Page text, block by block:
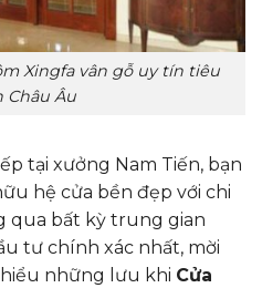
Xingfa vân gỗ uy tín tiêu
Châu Âu
tại xưởng Nam Tiến, bạn
hệ cửa bền đẹp với chi
qua bất kỳ trung gian
tư chính xác nhất, mời
những lưu khi Cửa